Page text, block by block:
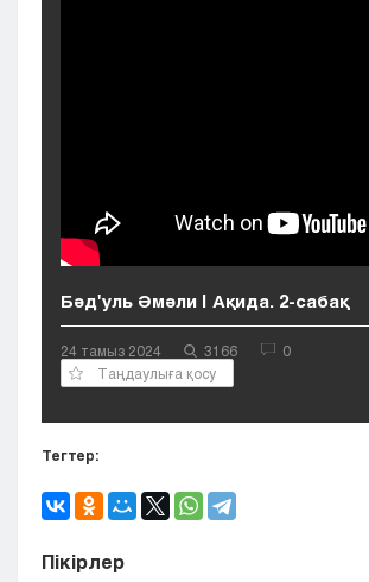
Уральск
Усть-Каменогорск
Бәд'уль Әмәли | Ақида. 2-сабақ
24 тамыз 2024 3166
0
Таңдаулыға қосу
Тегтер:
Пікірлер